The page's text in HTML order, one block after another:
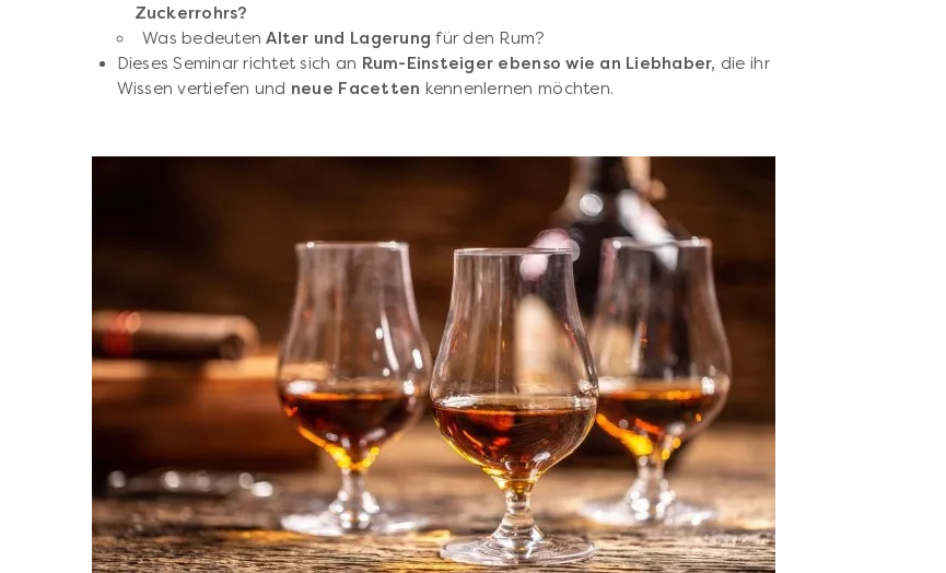
Zuckerrohrs?
Was bedeutenAlter und Lagerung für den Rum?
Dieses Seminar richtet sich an Rum-Einsteiger ebenso wie an Liebhaber, die ihr
Wissen vertiefen und neue Facetten kennenlernen möchten.